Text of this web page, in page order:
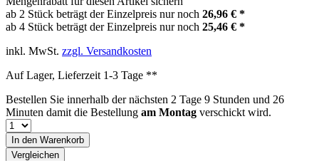
ab 2 Stück beträgt der Einzelpreis nur noch 26,96 € *
ab 4 Stück beträgt der Einzelpreis nur noch 25,46 € *
inkl. MwSt. zzgl. Versandkosten
Auf Lager, Lieferzeit 1-3 Tage **
Bestellen Sie innerhalb der nächsten 2 Tage 9 Stunden und 26
Minuten damit die Bestellung am Montag verschickt wird.
In den Warenkorb
Vergleichen